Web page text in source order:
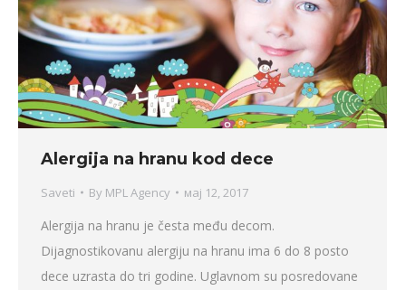
Alergija na hranu kod dece
Saveti By MPL Agency мај 12, 2017
Alergija na hranu je česta među decom.
Dijagnostikovanu alergiju na hranu ima 6 do 8 posto
dece uzrasta do tri godine. Uglavnom su posredovane